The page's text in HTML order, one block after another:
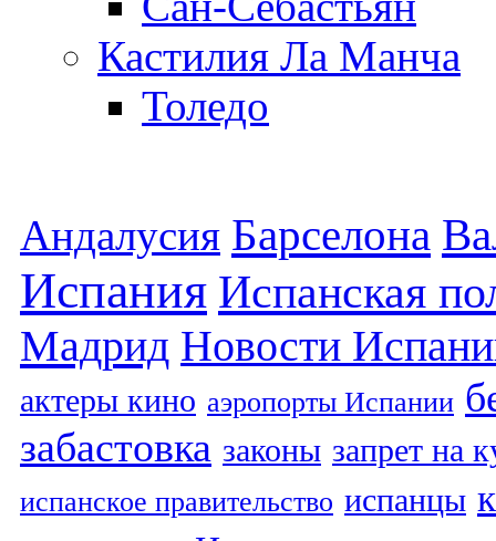
Кастилия Ла Манча
Толедо
Андалусия Барселона
Испания Испанская
Мадрид Новости
актеры кино аэропорты Испании
забастовка законы запрет на
испанское правительство испанцы